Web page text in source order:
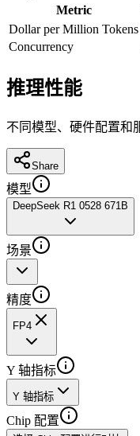
Metric
Dollar per Million Tokens
Concurrency
推理性能
不同模型、硬件配置和
Share
模型
DeepSeek R1 0528 671B
场景
精度
FP4
Y 轴指标
Y 轴指标
Chip 配置